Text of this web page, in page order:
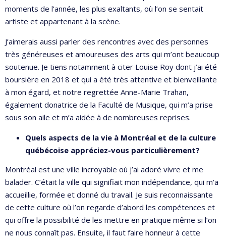
moments de l’année, les plus exaltants, où l’on se sentait
artiste et appartenant à la scène.
J’aimerais aussi parler des rencontres avec des personnes
très généreuses et amoureuses des arts qui m’ont beaucoup
soutenue. Je tiens notamment à citer Louise Roy dont j’ai été
boursière en 2018 et qui a été très attentive et bienveillante
à mon égard, et notre regrettée Anne-Marie Trahan,
également donatrice de la Faculté de Musique, qui m’a prise
sous son aile et m’a aidée à de nombreuses reprises.
Quels aspects de la vie à Montréal et de la culture
québécoise appréciez-vous particulièrement?
Montréal est une ville incroyable où j’ai adoré vivre et me
balader. C’était la ville qui signifiait mon indépendance, qui m’a
accueillie, formée et donné du travail. Je suis reconnaissante
de cette culture où l’on regarde d’abord les compétences et
qui offre la possibilité de les mettre en pratique même si l’on
ne nous connaît pas. Ensuite, il faut faire honneur à cette